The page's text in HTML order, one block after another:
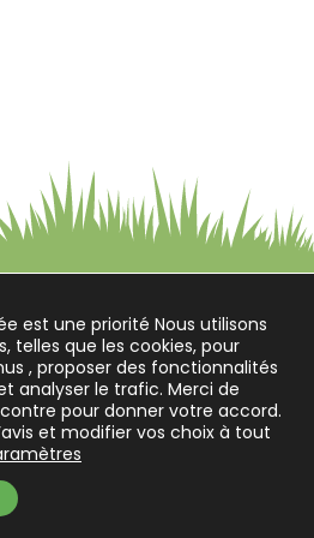
est une priorité Nous utilisons
telles que les cookies, pour
, proposer des fonctionnalités
analyser le trafic. Merci de
pour donner votre accord.
et modifier vos choix à tout